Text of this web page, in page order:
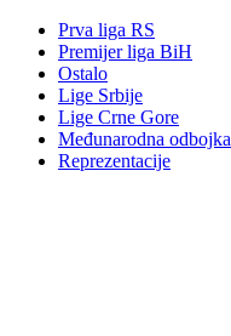
Prva liga RS
Premijer liga BiH
Ostalo
Lige Srbije
Lige Crne Gore
Međunarodna odbojka
Reprezentacije